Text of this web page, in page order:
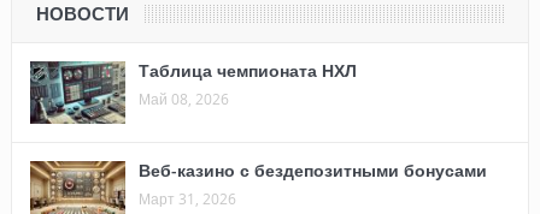
НОВОСТИ
Таблица чемпионата НХЛ
Май 08, 2026
Веб-казино с бездепозитными бонусами
Март 31, 2026